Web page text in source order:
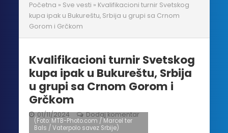
Početna » Sve vesti » Kvalifikacioni turnir Svetskog
kupa ipak u Bukureštu, Srbija u grupi sa Crnom
Gorom i Grčkom
Kvalifikacioni turnir Svetskog
kupa ipak u Bukureštu, Srbija
u grupi sa Crnom Gorom i
Grčkom
01/11/2024 Dodaj komentar
(Foto: MTB-Photo.com / Marcel ter
Bals / Vaterpolo savez Srbije)